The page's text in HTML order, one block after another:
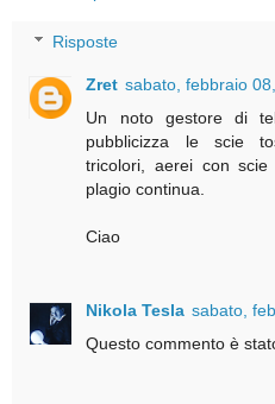
Risposte
Zret sabato, febbraio
Un noto gestore di
pubblicizza le scie
tricolori, aerei con
plagio continua.
Ciao
Nikola Tesla sabato,
Questo commento è